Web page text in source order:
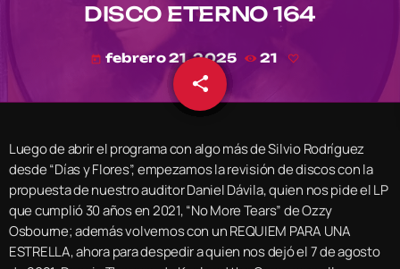
DISCO ETERNO 164
today febrero 21, 2025 21
share
email
Luego de abrir el programa con algo más de Silvio Rodríguez
desde “Días y Flores”, empezamos la revisión de discos con la
propuesta de nuestro auditor Daniel Dávila, quien nos pide el LP
que cumplió 30 años en 2021, “No More Tears” de Ozzy
Osbourne; además volvemos con un REQUIEM PARA UNA
ESTRELLA, ahora para despedir a quien nos dejó el 7 de agosto